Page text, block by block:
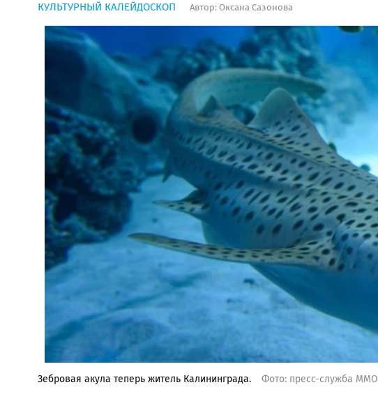
КУЛЬТУРНЫЙ КАЛЕЙДОСКОП Автор: Оксана Сазонова
Зебровая акула теперь житель Калининграда. Фото: пресс-служба ММО